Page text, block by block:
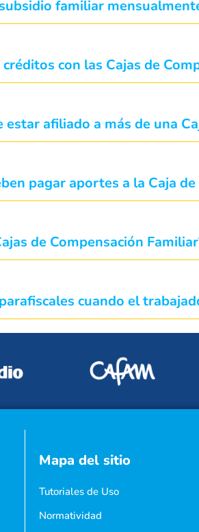
familiar
con las Cajas de
estar afiliado a más de una
pagar aportes a la Caja
de Compensación
cuando el
Mapa del sitio
Tutoriales de Uso
Normatividad